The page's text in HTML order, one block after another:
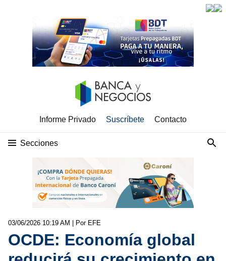
Informe Privado Suscríbete Contacto
Secciones
03/06/2026 10:19 AM | Por EFE
OCDE: Economía global